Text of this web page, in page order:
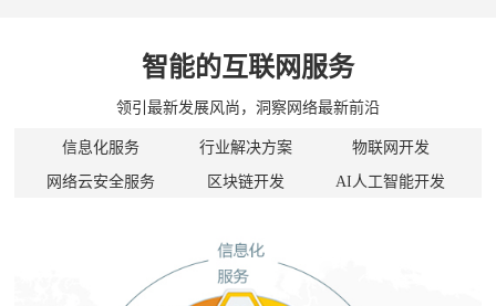
智能的互联网服务
领引最新发展风尚，洞察网络最新前沿
信息化服务 行业解决方案 物联网开发
网络云安全服务 区块链开发 AI人工智能开发